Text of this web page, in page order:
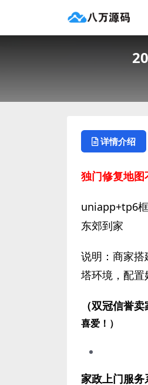
详情介绍
独门修复地图
uniapp+tp6
东郊到家
说明：商家
塔环境，配置
（双冠信誉
喜爱！）
家政上门服务